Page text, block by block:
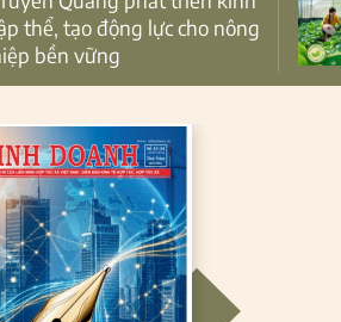
thể, tạo động lực cho nông
bền vững